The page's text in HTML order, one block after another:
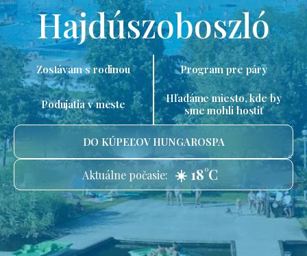
Hajdúszoboszló
Zostávam s rodinou Program pre páry
Podujatia v meste
Hľadáme miesto, kde by
sme mohli hostiť
DO KÚPEĽOV HUNGAROSPA
Aktuálne počasie: ☀️ 18°C